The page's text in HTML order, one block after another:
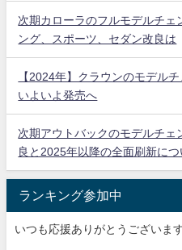
次期カローラのフルモデルチェ
ング、スポーツ、セダン改良は
【2024年】クラウンのモデル
いよいよ発売へ
次期アウトバックのモデルチ
良と2025年以降の全面刷新につ
ランキング参加中
いつも応援ありがとうございます